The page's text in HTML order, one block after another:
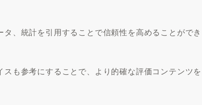
、統計を引用することで信頼性を高めることができ
も参考にすることで、より的確な評価コンテンツを